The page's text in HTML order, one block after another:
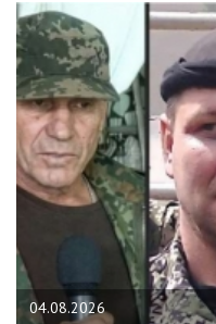
04.08.2026